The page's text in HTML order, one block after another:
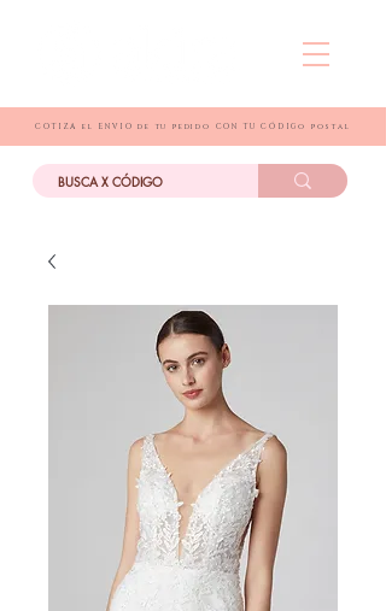
COTIZA el ENVIO de tu pedido CON TU CÓDIGo postal